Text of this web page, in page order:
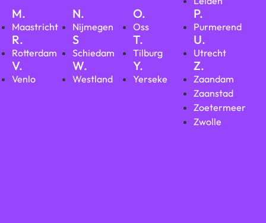
M.
Maastricht
N.
Nijmegen
O.
Oss
P.
Purmerend
R.
Rotterdam
S
Schiedam
T.
Tilburg
U.
Utrecht
V.
Venlo
W.
Westland
Y.
Yerseke
Z.
Zaandam
Zaanstad
Zoetermeer
Zwolle